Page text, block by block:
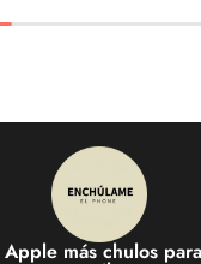
Apple más chulos